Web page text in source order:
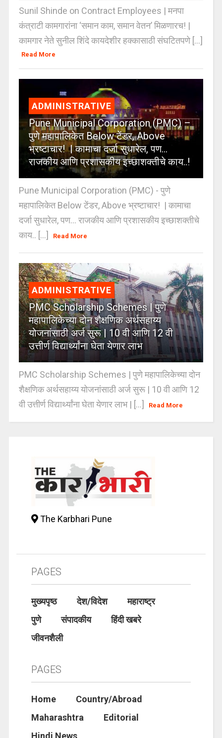
Sunil Shinde on Contract Employees | मनपा
कंत्राटी कामगारांना ‘समान काम, समान वेतन’ मिळणारच! |
कामगार नेते सुनील शिंदे कायदेशीर हक्कासाठी संघटितपणे [...]
Read More
ADMINISTRATIVE
Pune Municipal Corporation (PMC) –
पुणे महापालिकेत Below टेंडर, Above
भ्रष्टाचार! | कामाचा दर्जा सुधारेल, पण…
राजकीय आणि प्रशासकीय इच्छाशक्तीचे काय..!
Pune Municipal Corporation (PMC) - पुणे
महापालिकेत Below टेंडर, Above भ्रष्टाचार! | कामाचा
दर्जा सुधारेल, पण… राजकीय आणि प्रशासकीय इच्छाशक्तीचे
काय.. [...]
Read More
ADMINISTRATIVE
PMC Scholarship Schemes | पुणे
महापालिकेच्या दोन शैक्षणिक अर्थसहाय्य
योजनांसाठी अर्ज सुरू | 10 वी आणि 12 वी
उत्तीर्ण विद्यार्थ्यांना घेता येणार लाभ
PMC Scholarship Schemes | पुणे महापालिकेच्या दोन
शैक्षणिक अर्थसहाय्य योजनांसाठी अर्ज सुरू | 10 वी आणि 12
वी उत्तीर्ण विद्यार्थ्यांना घेता येणार लाभ | [...]
Read More
The Karbhari Pune
PAGES
मुख्यपृष्ठ देश/विदेश
महाराष्ट्र
पुणे
संपादकीय
हिंदी खबरे
जीवनशैली
PAGES
Home
Country/Abroad
Maharashtra
Editorial
Hindi News